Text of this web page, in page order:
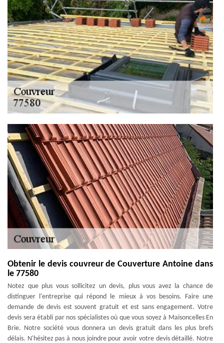
Obtenir le devis couvreur de Couverture Antoine dans
le 77580
Notez que plus vous sollicitez un devis, plus vous avez la chance de
distinguer l'entreprise qui répond le mieux à vos besoins. Faire une
demande de devis est souvent gratuit et est sans engagement. Votre
devis sera établi par nos spécialistes où que vous soyez à Maisoncelles En
Brie. Notre société vous donnera un devis gratuit dans les plus brefs
délais. N'hésitez pas à nous joindre pour avoir votre devis détaillé. Notre